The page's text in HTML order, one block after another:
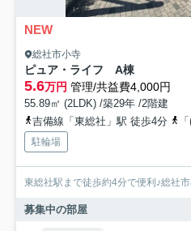
NEW
総社市小寺
ピュア・ライフ A棟
5.6万円 管理/共益費4,000円
55.89㎡ (2LDK) /築29年 /2階建
吉備線「東総社」駅 徒歩4分
駐輪場
東総社駅まで徒歩約4分で便利♪総社
募集中の部屋